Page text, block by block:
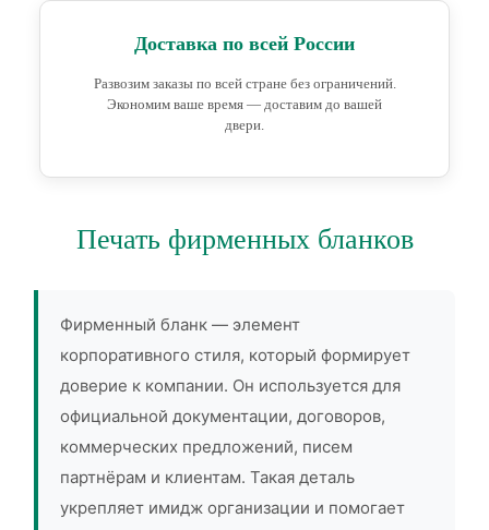
Доставка по всей России
Развозим заказы по всей стране без ограничений.
Экономим ваше время — доставим до вашей
двери.
Печать фирменных бланков
Фирменный бланк — элемент
корпоративного стиля, который формирует
доверие к компании. Он используется для
официальной документации, договоров,
коммерческих предложений, писем
партнёрам и клиентам. Такая деталь
укрепляет имидж организации и помогает